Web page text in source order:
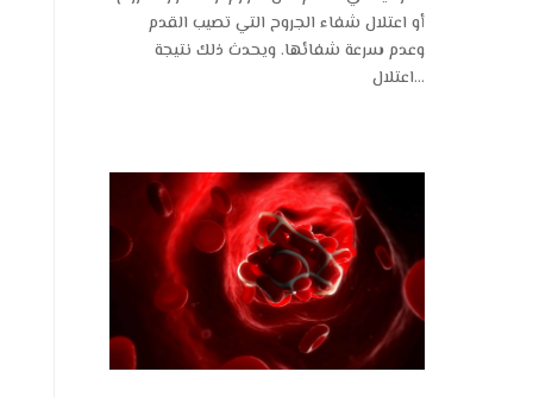
أو اعتلال شفاء الجروح التي تصيب القدم
وعدم سرعة شفائها. ويحدث ذلك نتيجة
اعتلال...